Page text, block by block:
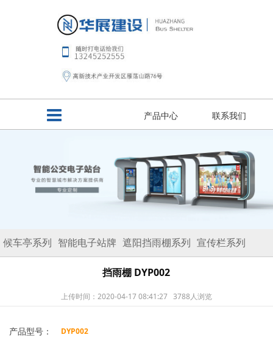
产品中心 联系我们
候车亭系列 智能电子站牌 遮阳挡雨棚系列 宣传栏系列
垃圾分类亭 移动板房
挡雨棚 DYP002
上传时间：2020-04-17 08:41:27 3788人浏览
产品型号： DYP002